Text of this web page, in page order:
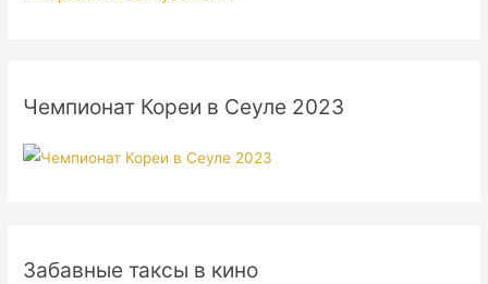
Чемпионат Кореи в Сеуле 2023
Забавные таксы в кино